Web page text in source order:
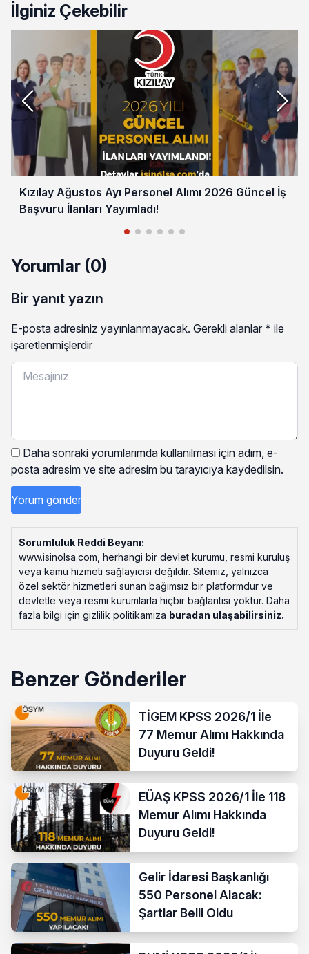
İlginiz Çekebilir
Kızılay Ağustos Ayı Personel Alımı 2026 Güncel İş
Başvuru İlanları Yayımladı!
Yorumlar (0)
Bir yanıt yazın
E-posta adresiniz yayınlanmayacak. Gerekli alanlar * ile
işaretlenmişlerdir
Daha sonraki yorumlarımda kullanılması için adım, e-
posta adresim ve site adresim bu tarayıcıya kaydedilsin.
Sorumluluk Reddi Beyanı:
www.isinolsa.com, herhangi bir devlet kurumu, resmi kuruluş
veya kamu hizmeti sağlayıcısı değildir. Sitemiz, yalnızca
özel sektör hizmetleri sunan bağımsız bir platformdur ve
devletle veya resmi kurumlarla hiçbir bağlantısı yoktur. Daha
fazla bilgi için gizlilik politikamıza buradan ulaşabilirsiniz.
Benzer Gönderiler
TİGEM KPSS 2026/1 İle
77 Memur Alımı Hakkında
Duyuru Geldi!
EÜAŞ KPSS 2026/1 İle 118
Memur Alımı Hakkında
Duyuru Geldi!
Gelir İdaresi Başkanlığı
550 Personel Alacak:
Şartlar Belli Oldu